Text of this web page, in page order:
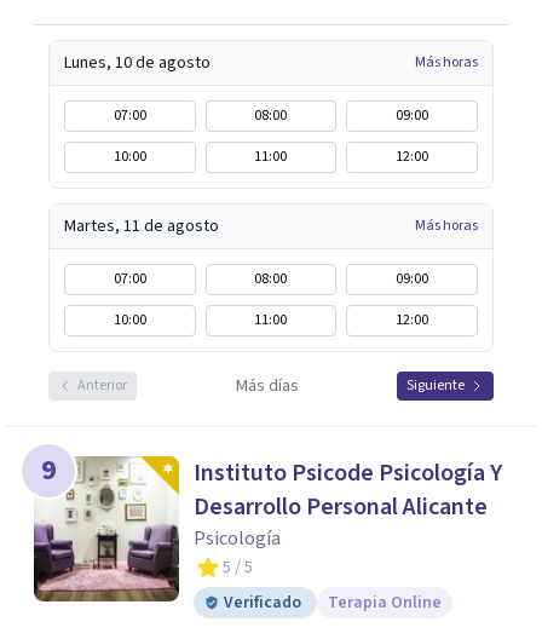
Lunes, 10 de agosto Más horas
07:00 08:00
09:00
10:00
11:00 12:00
Martes, 11 de agosto Más horas
07:00 08:00
09:00
10:00
11:00 12:00
Anterior Más días Siguiente
9
Instituto Psicode Psicología Y
Desarrollo Personal Alicante
Psicología
5 / 5
Verificado
Terapia Online